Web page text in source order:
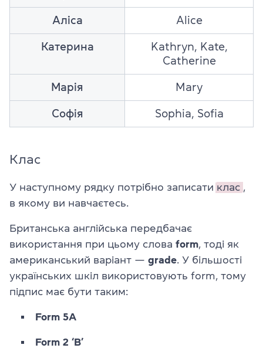
Аліса Alice
Катерина
Kathryn, Kate,
Catherine
Марія Mary
Софія Sophia, Sofia
Клас
У наступному рядку потрібно записати клас ,
в якому ви навчаєтесь.
Британська англійська передбачає
використання при цьому слова form, тоді як
американський варіант — grade. У більшості
українських шкіл використовують form, тому
підпис має бути таким:
Form 5A
Form 2 ‘B’